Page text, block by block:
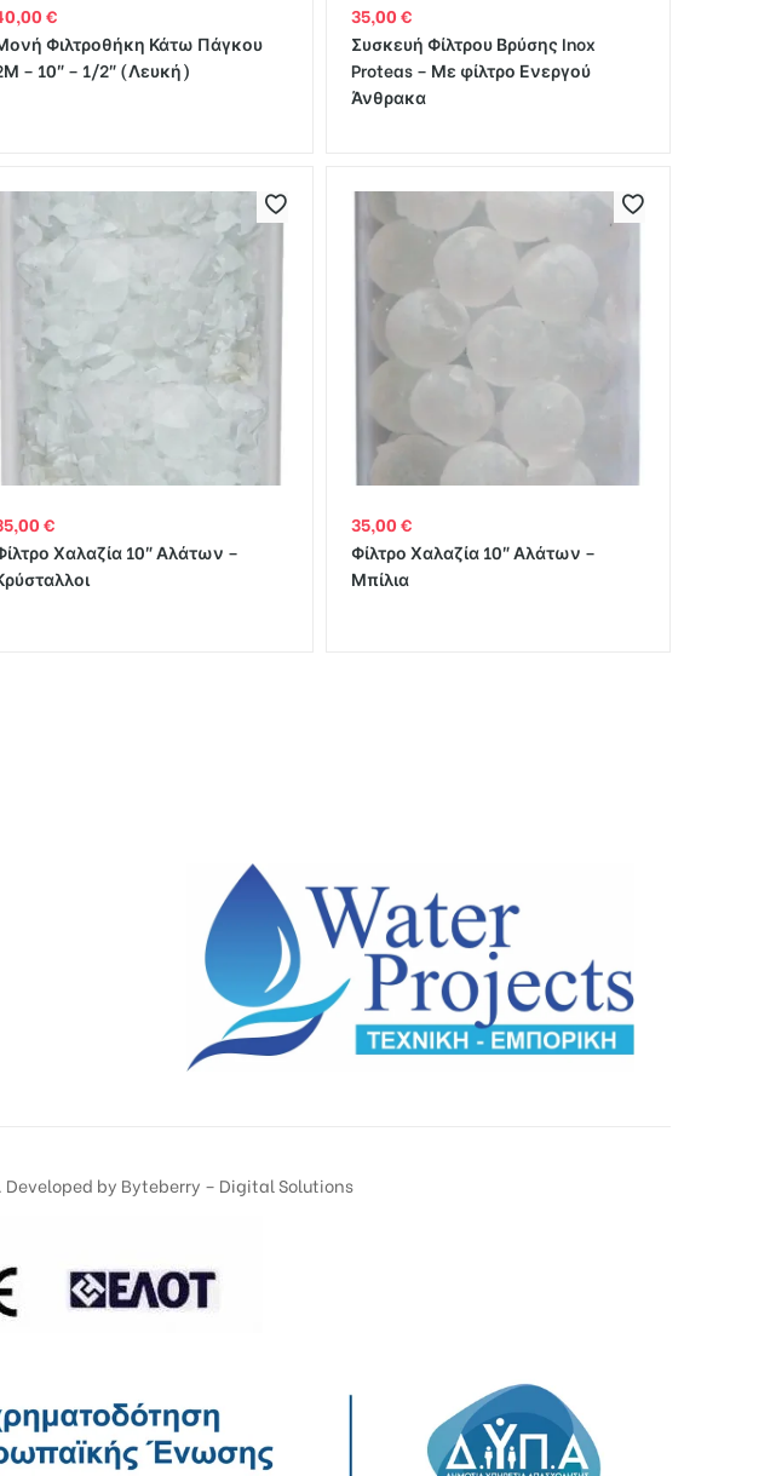
€
Φιλτροθήκη Κάτω Πάγκου
– 10″ – 1/2″ (Λευκή)
35,00€
Συσκευή Φίλτρου Βρύσης Inox
Proteas – Με φίλτρο Ενεργού
Άνθρακα
€
Χαλαζία 10″ Αλάτων –
35,00€
Φίλτρο Χαλαζία 10″ Αλάτων –
Μπίλια
by Byteberry – Digital Solutions